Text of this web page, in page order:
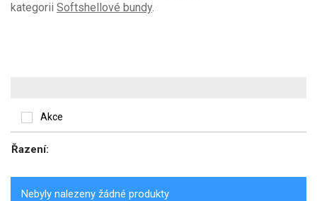
kategorii Softshellové bundy.
Řazení:
Akce
Nebyly nalezeny žádné produkty